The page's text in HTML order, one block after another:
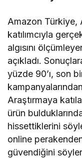
Amazon Türkiye,
katılımcıyla
algısını
açıkladı.
yüzde 90’ı, son
Araştırmaya
ürün
hissettiklerini
online
güvendiğini